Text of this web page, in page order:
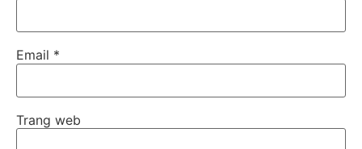
Email *
Trang web